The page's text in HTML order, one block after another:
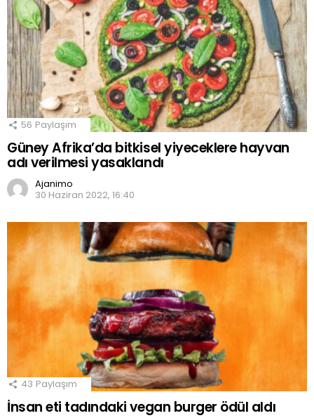
56 Paylaşım
Güney Afrika’da bitkisel yiyeceklere hayvan
adı verilmesi yasaklandı
Ajanimo
30 Haziran 2022, 16:40
43 Paylaşım
İnsan eti tadındaki vegan burger ödül aldı